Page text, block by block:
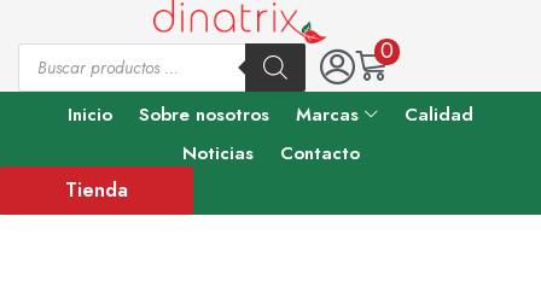
0
Inicio Sobre nosotros Marcas
Calidad
Noticias
Contacto
Tienda